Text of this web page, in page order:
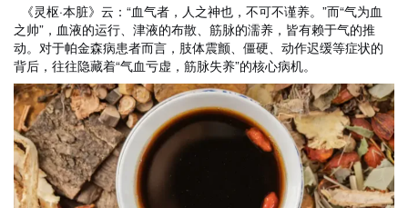
《灵枢·本脏》云：“血气者，人之神也，不可不谨养。”而“气为血
之帅”，血液的运行、津液的布散、筋脉的濡养，皆有赖于气的推
动。对于帕金森病患者而言，肢体震颤、僵硬、动作迟缓等症状的
背后，往往隐藏着“气血亏虚，筋脉失养”的核心病机。